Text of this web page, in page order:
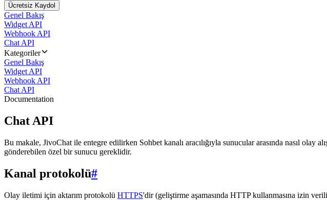
Ücretsiz Kaydol
Genel Bakış
Widget API
Webhook API
Chat API
Kategoriler
Genel Bakış
Widget API
Webhook API
Chat API
Documentation
Chat API
Bu makale, JivoChat ile entegre edilirken Sohbet kanalı aracılığıyla sunucular arasında nasıl olay
gönderebilen özel bir sunucu gereklidir.
Kanal protokolü#
Olay iletimi için aktarım protokolü HTTPS'dir (geliştirme aşamasında HTTP kullanmasına izin